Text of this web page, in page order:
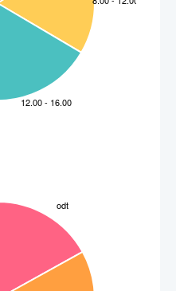
Lune je vidna, ko je z druge strani